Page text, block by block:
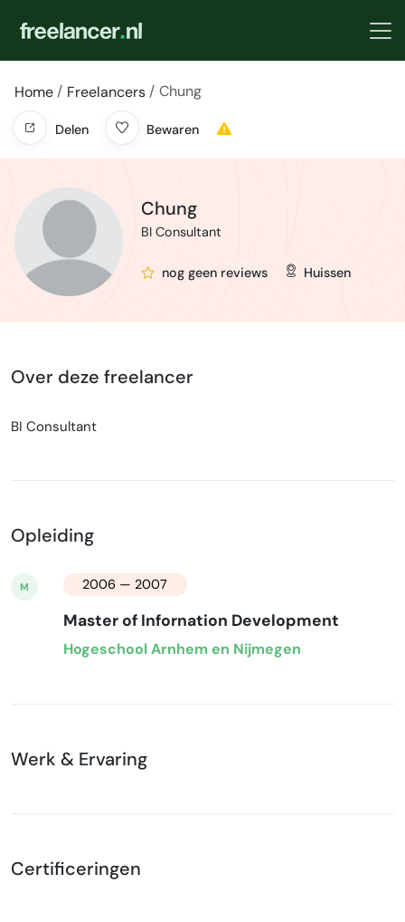
Home Freelancers Chung
Delen Bewaren
Chung
BI Consultant
nog geen reviews Huissen
Over deze freelancer
BI Consultant
Opleiding
M 2006 — 2007
Master of Infornation Development
Hogeschool Arnhem en Nijmegen
Werk & Ervaring
Certificeringen